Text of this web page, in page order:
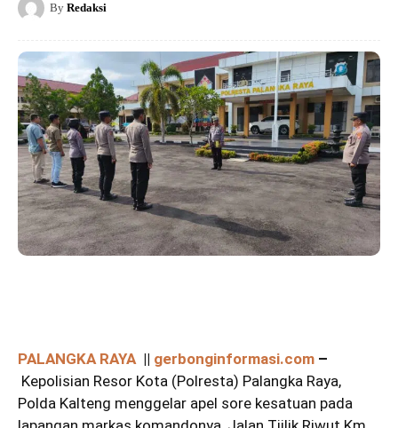
By Redaksi
PALANGKA RAYA || gerbonginformasi.com –
Kepolisian Resor Kota (Polresta) Palangka Raya,
Polda Kalteng menggelar apel sore kesatuan pada